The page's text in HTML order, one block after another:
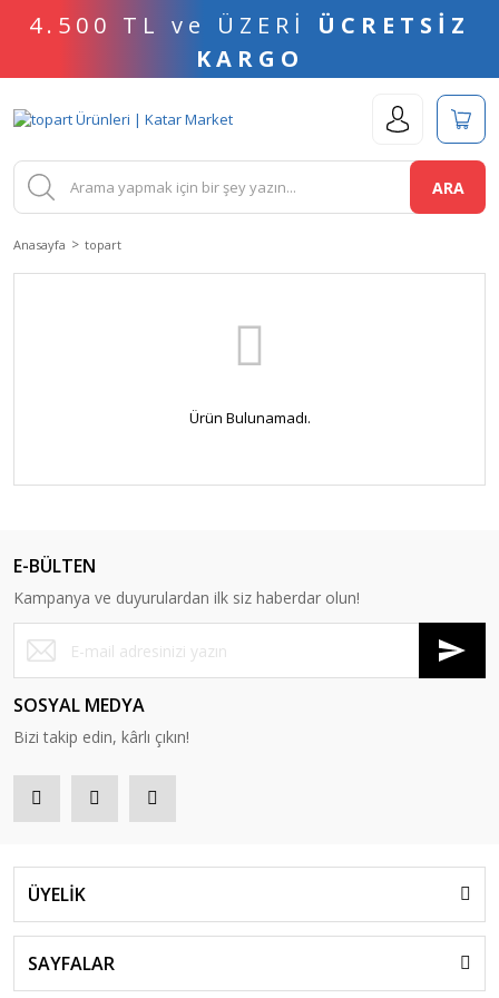
4.500 TL ve ÜZERİ ÜCRETSİZ
KARGO
ARA
Anasayfa topart
Ürün Bulunamadı.
E-BÜLTEN
Kampanya ve duyurulardan ilk siz haberdar olun!
SOSYAL MEDYA
Bizi takip edin, kârlı çıkın!
ÜYELİK
SAYFALAR